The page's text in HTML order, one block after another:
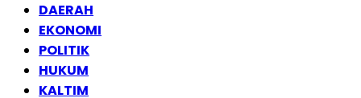
DAERAH
EKONOMI
POLITIK
HUKUM
KALTIM